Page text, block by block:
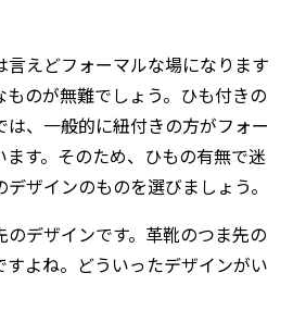
えどフォーマルな場になります
のが無難でしょう。ひも付きの
、一般的に紐付きの方がフォー
す。そのため、ひもの有無で迷
ザインのものを選びましょう。
デザインです。革靴のつま先の
よね。どういったデザインがい